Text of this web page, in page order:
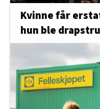
Kvinne får
hun ble